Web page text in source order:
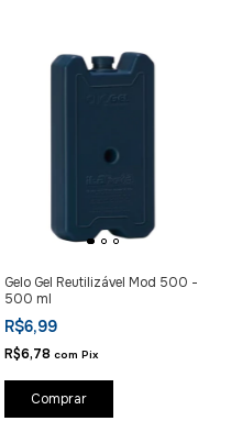
Gelo Gel Reutilizável Mod 500 -
500 ml
R$6,99
R$6,78 com Pix